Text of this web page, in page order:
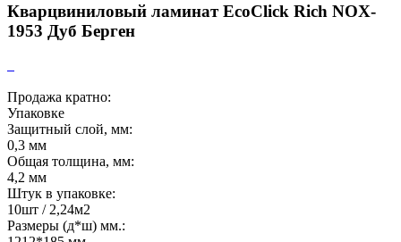
Кварцвиниловый ламинат EcoClick Rich NOX-
1953 Дуб Берген
Продажа кратно:
Упаковке
Защитный слой, мм:
0,3 мм
Общая толщина, мм:
4,2 мм
Штук в упаковке:
10шт / 2,24м2
Размеры (д*ш) мм.: